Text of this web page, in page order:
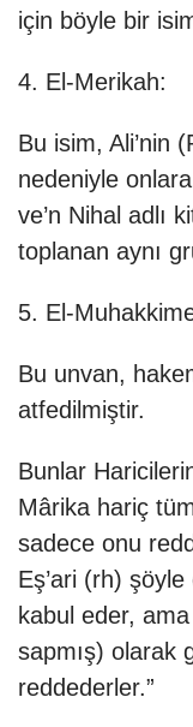
için böyle bir
4. El-Merikah:
Bu isim, Ali’nin
nedeniyle
ve’n Nihal adlı
toplanan aynı
5. El-
Bu unvan,
atfedilmiştir.
Bunlar
Mârika hariç
sadece onu
Eş’ari (rh)
kabul eder,
sapmış) olarak
reddederler.”